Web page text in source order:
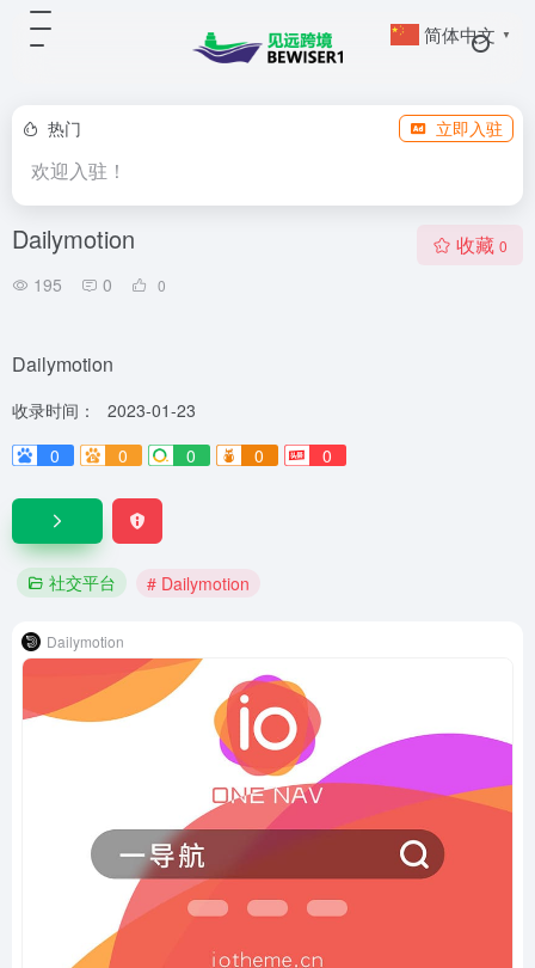
热门 立即入驻
欢迎入驻！
Dailymotion
195 0 0
收藏 0
Dailymotion
收录时间：
2023-01-23
0
0 0 0 0
社交平台 # Dailymotion
Dailymotion
简体中文 ▼